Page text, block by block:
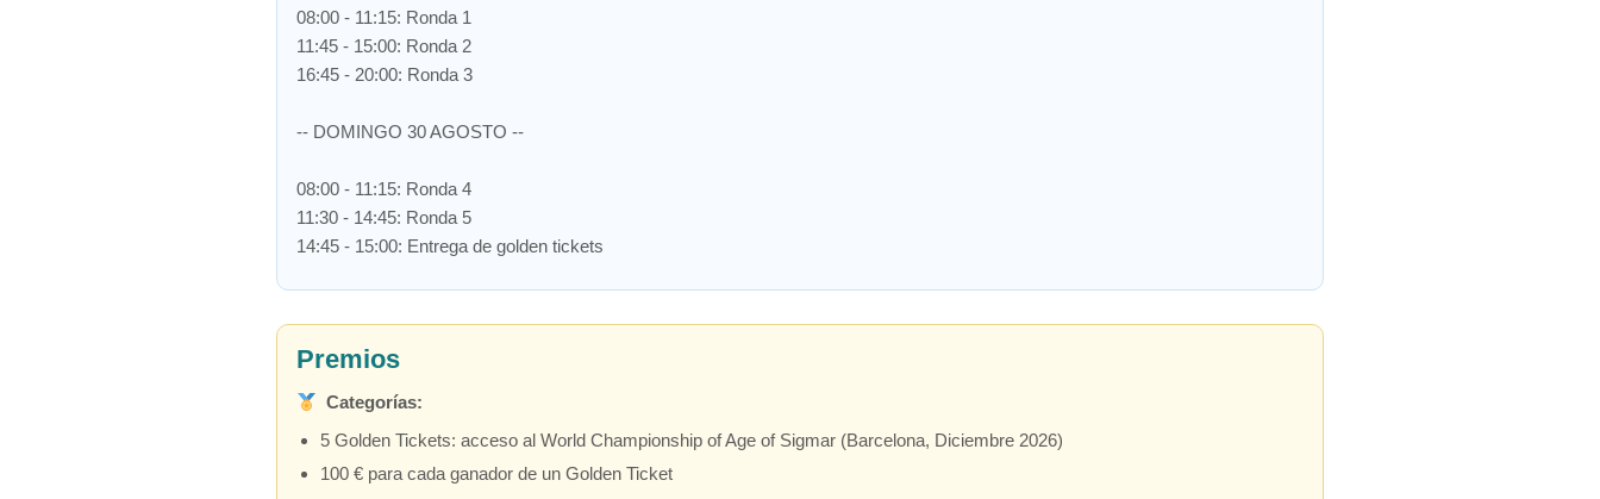
08:00 - 11:15: Ronda 1
11:45 - 15:00: Ronda 2
16:45 - 20:00: Ronda 3
-- DOMINGO 30 AGOSTO --
08:00 - 11:15: Ronda 4
11:30 - 14:45: Ronda 5
14:45 - 15:00: Entrega de golden tickets
Premios
Categorías:
5 Golden Tickets: acceso al World Championship of Age of Sigmar (Barcelona, Diciembre 2026)
100 € para cada ganador de un Golden Ticket